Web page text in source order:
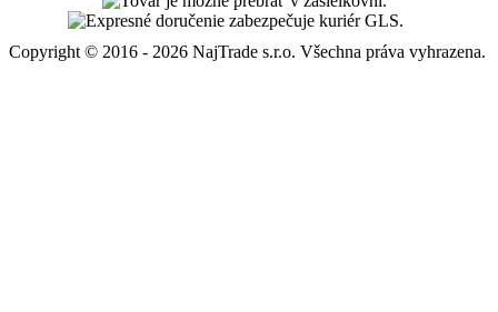
Copyright © 2016 - 2026 NajTrade s.r.o. Všechna práva vyhrazena.